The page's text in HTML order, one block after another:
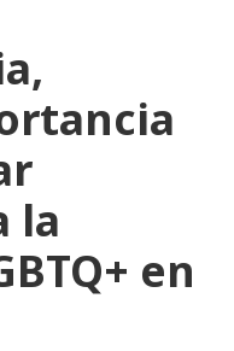
la
en